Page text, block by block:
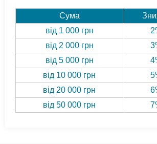
Сума
від 1 000 грн
від 2 000 грн
від 5 000 грн
від 10 000 грн
від 20 000 грн
від 50 000 грн